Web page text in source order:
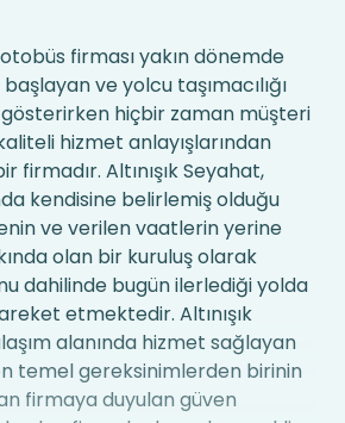
otobüs firması yakın dönemde
ve yolcu taşımacılığı
hiçbir zaman müşteri
hizmet anlayışlarından
firmadır. Altınışık Seyahat,
kendisine belirlemiş olduğu
ve verilen vaatlerin yerine
olan bir kuruluş olarak
dahilinde bugün ilerlediği yolda
etmektedir. Altınışık
alanında hizmet sağlayan
temel gereksinimlerden birinin
firmaya duyulan güven